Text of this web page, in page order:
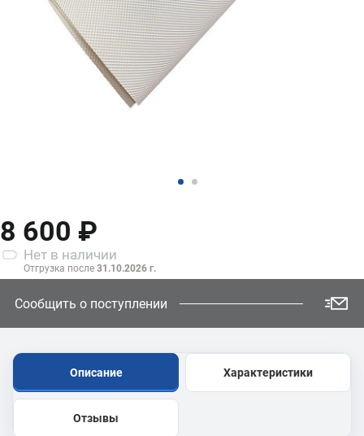
8 600 ₽
Нет в наличии
Отгрузка после 31.10.2026 г.
Сообщить о поступлении
Описание Характеристики
Отзывы